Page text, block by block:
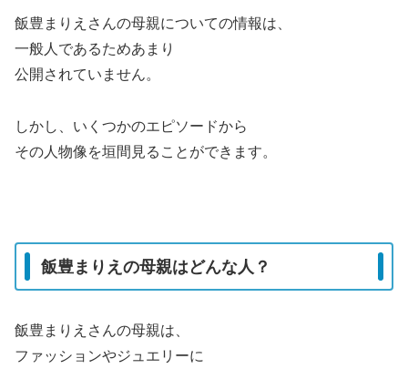
飯豊まりえさんの母親についての情報は、
一般人であるためあまり
公開されていません。
しかし、いくつかのエピソードから
その人物像を垣間見ることができます。
飯豊まりえの母親はどんな人？
飯豊まりえさんの母親は、
ファッションやジュエリーに